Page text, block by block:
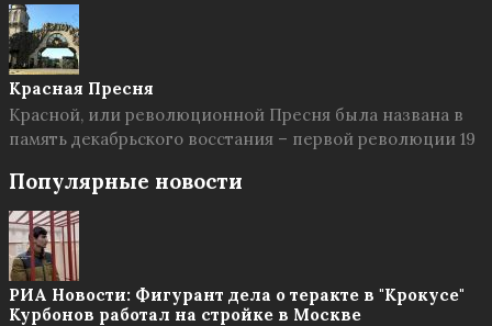
Красная Пресня
Красной, или революционной Пресня была названа в
память декабрьского восстания – первой революции 19
Популярные новости
РИА Новости: Фигурант дела о теракте в "Крокусе"
Курбонов работал на стройке в Москве